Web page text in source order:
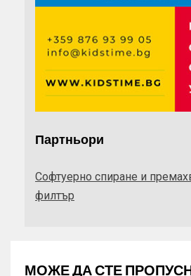
Партньори
Софтуерно спиране и
филтър
МОЖЕ ДА СТЕ